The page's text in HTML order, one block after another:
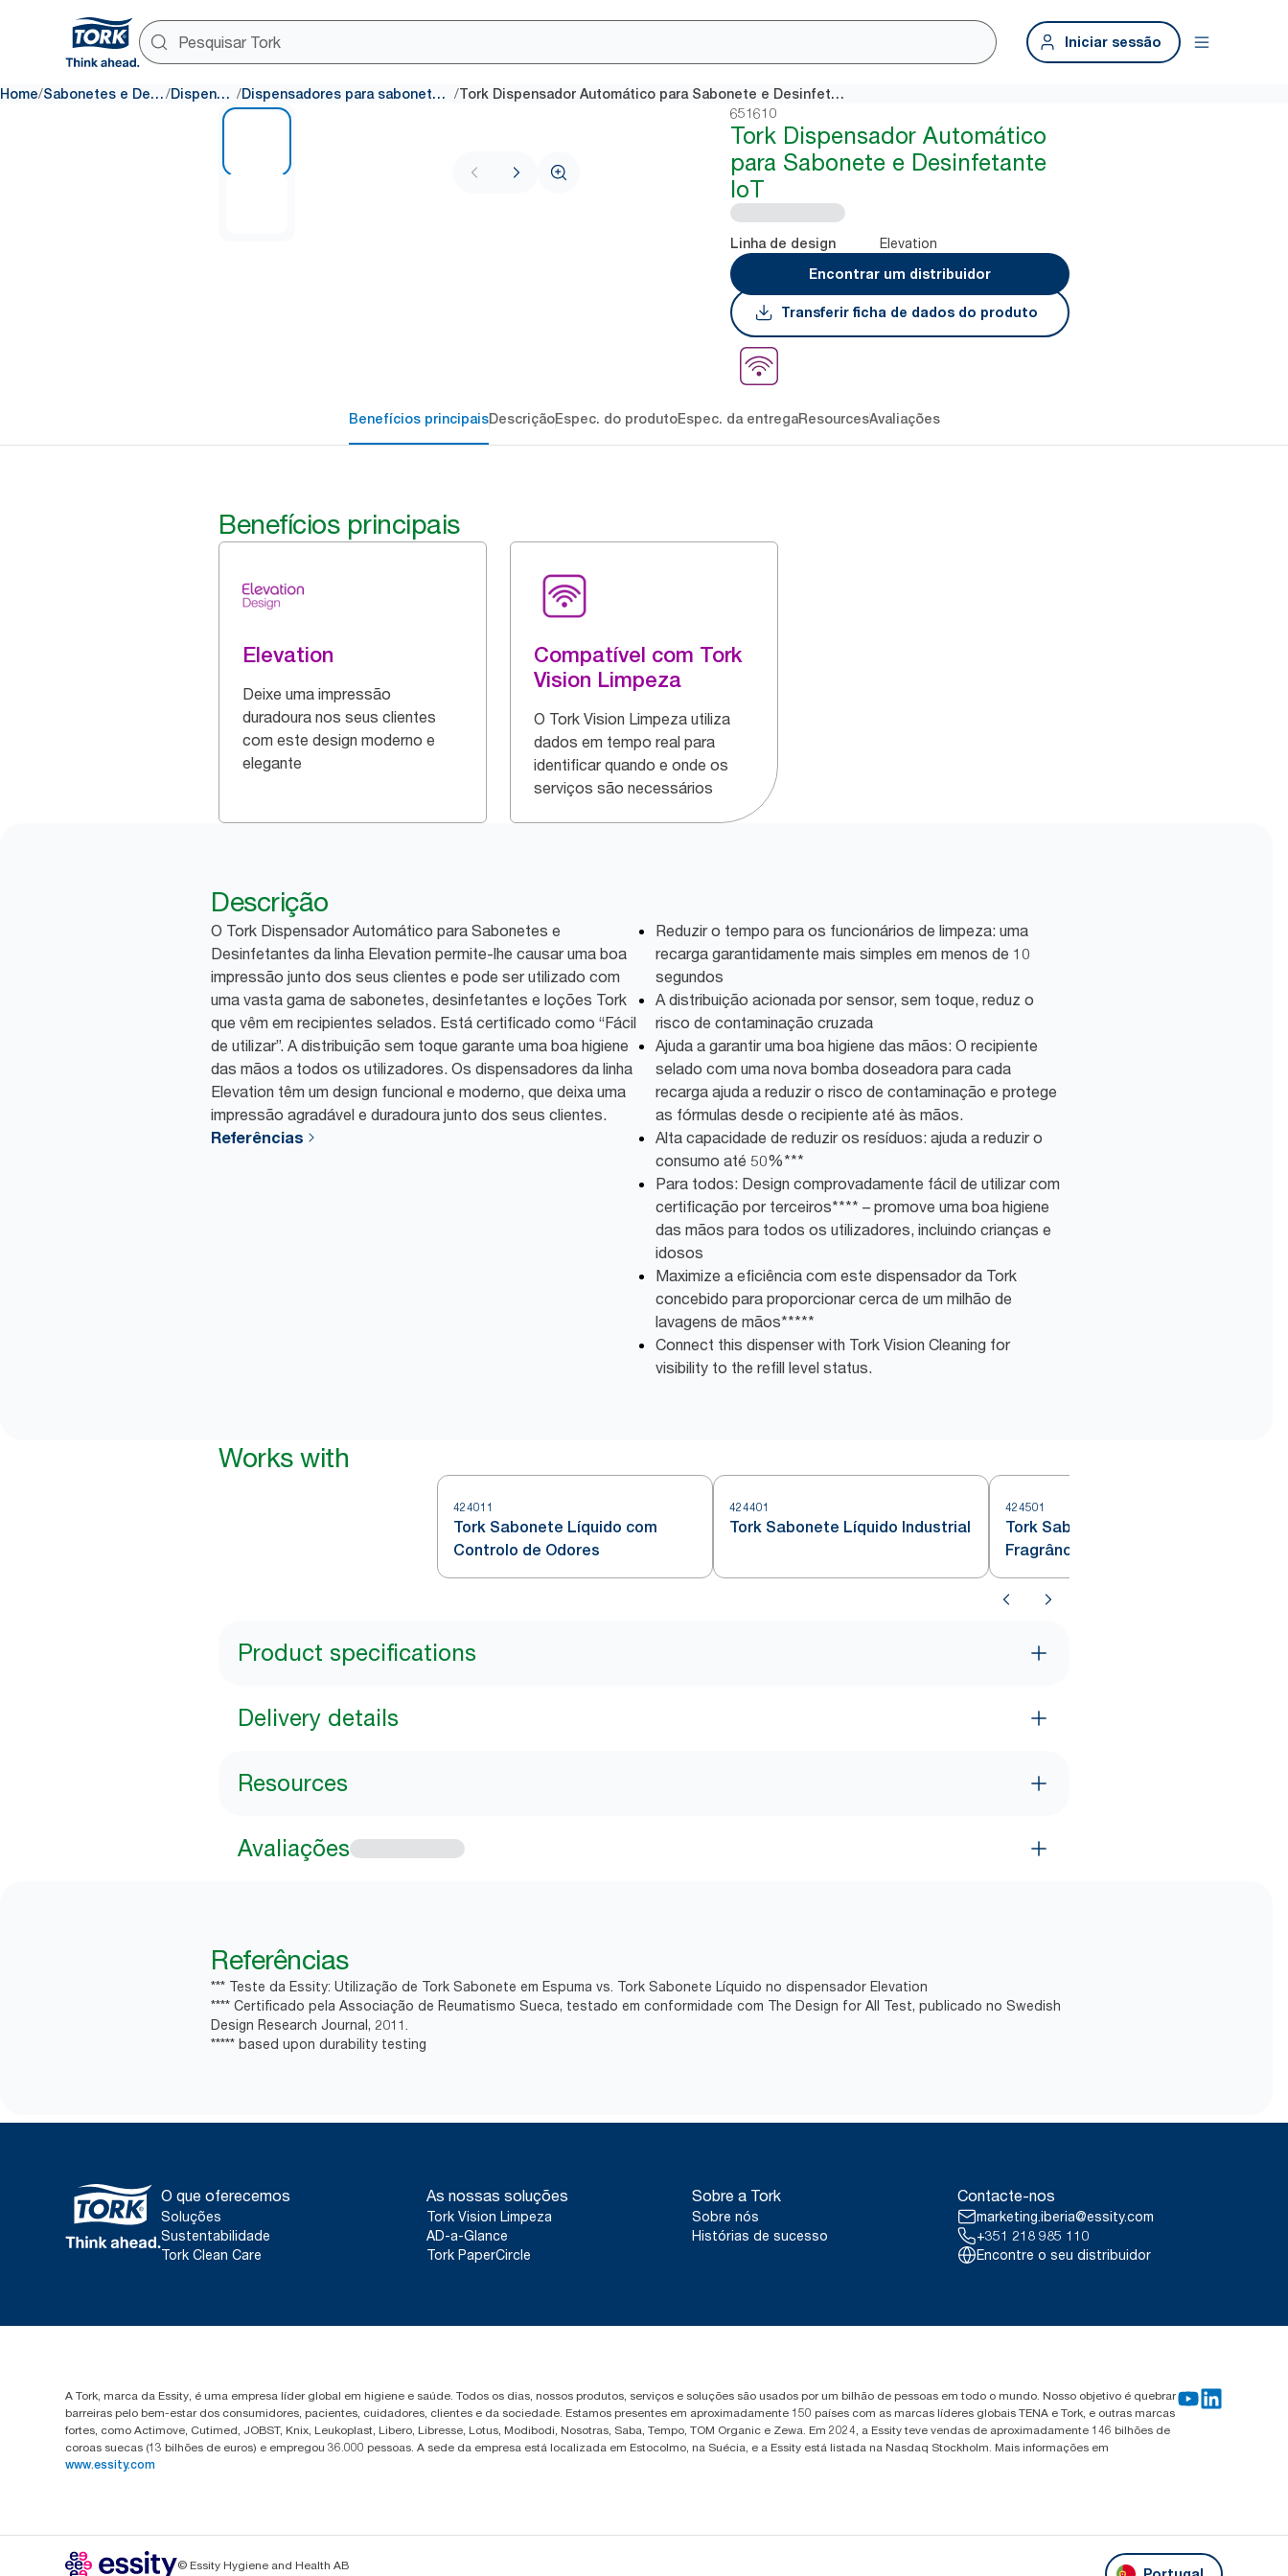
Iniciar sessão
Home/ Sabonetes e Desinfetantes/ Dispensadores / Dispensadores para sabonetes e desinfetantes / Tork Dispensador Automático para Sabonete e Desinfetante IoT
651610
Tork Dispensador Automático
para Sabonete e Desinfetante
IoT
Linha de design
Elevation
Encontrar um distribuidor
Transferir ficha de dados do produto
Benefícios principaisDescriçãoEspec. do produtoEspec. da entregaResourcesAvaliações
Benefícios principais
Elevation
Deixe uma impressão
duradoura nos seus clientes
com este design moderno e
elegante
Compatível com Tork
Vision Limpeza
O Tork Vision Limpeza utiliza
dados em tempo real para
identificar quando e onde os
serviços são necessários
Descrição
O Tork Dispensador Automático para Sabonetes e
Desinfetantes da linha Elevation permite-lhe causar uma boa
impressão junto dos seus clientes e pode ser utilizado com
uma vasta gama de sabonetes, desinfetantes e loções Tork
que vêm em recipientes selados. Está certificado como “Fácil
de utilizar”. A distribuição sem toque garante uma boa higiene
das mãos a todos os utilizadores. Os dispensadores da linha
Elevation têm um design funcional e moderno, que deixa uma
impressão agradável e duradoura junto dos seus clientes.
Referências
Reduzir o tempo para os funcionários de limpeza: uma
recarga garantidamente mais simples em menos de 10
segundos
A distribuição acionada por sensor, sem toque, reduz o
risco de contaminação cruzada
Ajuda a garantir uma boa higiene das mãos: O recipiente
selado com uma nova bomba doseadora para cada
recarga ajuda a reduzir o risco de contaminação e protege
as fórmulas desde o recipiente até às mãos.
Alta capacidade de reduzir os resíduos: ajuda a reduzir o
consumo até 50%***
Para todos: Design comprovadamente fácil de utilizar com
certificação por terceiros**** – promove uma boa higiene
das mãos para todos os utilizadores, incluindo crianças e
idosos
Maximize a eficiência com este dispensador da Tork
concebido para proporcionar cerca de um milhão de
lavagens de mãos*****
Connect this dispenser with Tork Vision Cleaning for
visibility to the refill level status.
Works with
424011
Tork Sabonete Líquido com
Controlo de Odores
424401
Tork Sabonete Líquido Industrial
424501
Tork Sabonete Líquido com
Fragrância Suave
Product specifications
Delivery details
Resources
Avaliações
Referências
*** Teste da Essity: Utilização de Tork Sabonete em Espuma vs. Tork Sabonete Líquido no dispensador Elevation
**** Certificado pela Associação de Reumatismo Sueca, testado em conformidade com The Design for All Test, publicado no Swedish
Design Research Journal, 2011.
***** based upon durability testing
O que oferecemos
Soluções
Sustentabilidade
Tork Clean Care
As nossas soluções
Tork Vision Limpeza
AD-a-Glance
Tork PaperCircle
Sobre a Tork
Sobre nós
Histórias de sucesso
Contacte-nos
marketing.iberia@essity.com
+351 218 985 110
Encontre o seu distribuidor
A Tork, marca da Essity, é uma empresa líder global em higiene e saúde. Todos os dias, nossos produtos, serviços e soluções são usados por um bilhão de pessoas em todo o mundo. Nosso objetivo é quebrar
barreiras pelo bem-estar dos consumidores, pacientes, cuidadores, clientes e da sociedade. Estamos presentes em aproximadamente 150 países com as marcas líderes globais TENA e Tork, e outras marcas
fortes, como Actimove, Cutimed, JOBST, Knix, Leukoplast, Libero, Libresse, Lotus, Modibodi, Nosotras, Saba, Tempo, TOM Organic e Zewa. Em 2024, a Essity teve vendas de aproximadamente 146 bilhões de
coroas suecas (13 bilhões de euros) e empregou 36.000 pessoas. A sede da empresa está localizada em Estocolmo, na Suécia, e a Essity está listada na Nasdaq Stockholm. Mais informações em
www.essity.com
© Essity Hygiene and Health AB